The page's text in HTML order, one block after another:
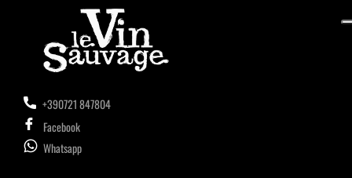
+390721 847804
Facebook
Whatsapp